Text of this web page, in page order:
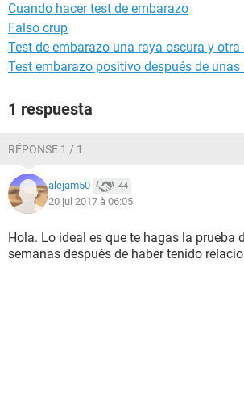
Cuando hacer test de embarazo
Falso crup
Test de embarazo una raya oscura y otra
Test embarazo positivo después de
1 respuesta
RÉPONSE 1 / 1
alejam50 44
20 jul 2017 à 06:05
Hola. Lo ideal es que te hagas la prueba
semanas después de haber tenido